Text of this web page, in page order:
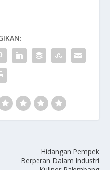
Hidangan Pempek
Berperan Dalam Industri